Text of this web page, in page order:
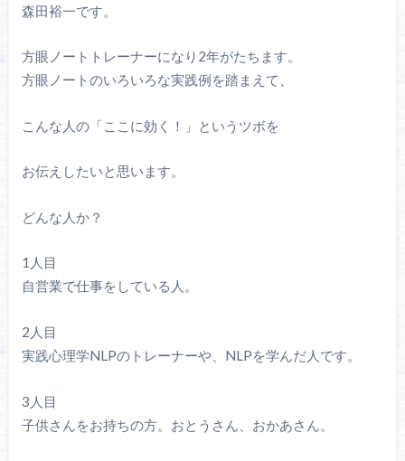
森田裕一です。
方眼ノートトレーナーになり2年がたちます。
方眼ノートのいろいろな実践例を踏まえて、
こんな人の「ここに効く！」というツボを
お伝えしたいと思います。
どんな人か？
1人目
自営業で仕事をしている人。
2人目
実践心理学NLPのトレーナーや、NLPを学んだ人です。
3人目
子供さんをお持ちの方。おとうさん、おかあさん。